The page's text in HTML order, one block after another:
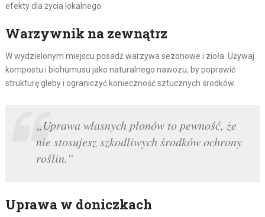
efekty dla życia lokalnego.
Warzywnik na zewnątrz
W wydzielonym miejscu posadź warzywa sezonowe i zioła. Używaj
kompostu i biohumusu jako naturalnego nawozu, by poprawić
strukturę gleby i ograniczyć konieczność sztucznych środków.
„Uprawa własnych plonów to pewność, że
nie stosujesz szkodliwych środków ochrony
roślin.”
Uprawa w doniczkach